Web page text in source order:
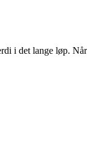
i det lange løp.